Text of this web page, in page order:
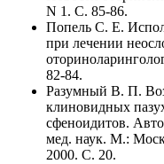
N 1. C. 85-86.
Попель С. Е.
при лечении
82-84.
Разумный В. П.
клиновидных
сфеноидитов.
мед. наук. М.:
2000. C. 20.